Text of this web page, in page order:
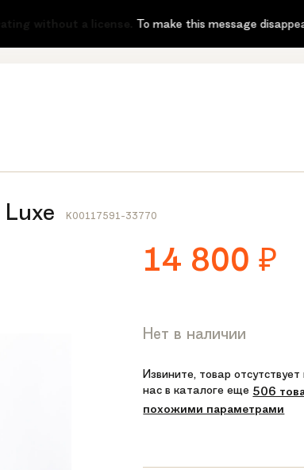
without a license.To make this message disappear,
K00117591-33770
14 800₽
Нет в наличии
Извините, товар
нас в каталоге еще 506
похожими параметрами